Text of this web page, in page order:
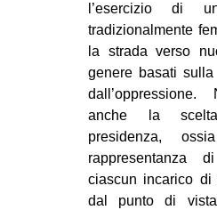
l’esercizio di
tradizionalmente
la strada verso
genere basati
anche la
presidenza,
rappresentanza
ciascun incarico di
dal punto di